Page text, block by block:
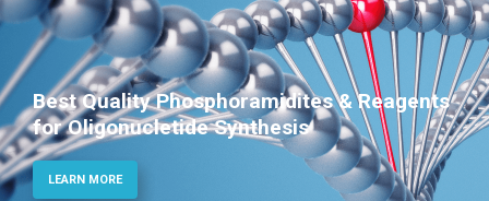
Phosphoramidites for
Therapeutic Applications